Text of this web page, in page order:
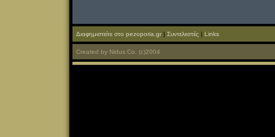
Διαφημιστείτε στο pezoporia.gr | Συντελεστές | Links
Created by Nidus Co. (c)2004